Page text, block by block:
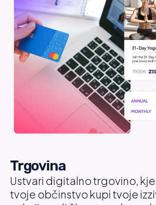
Trgovina
Ustvari digitalno trgovino,
tvoje občinstvo kupi tvoje